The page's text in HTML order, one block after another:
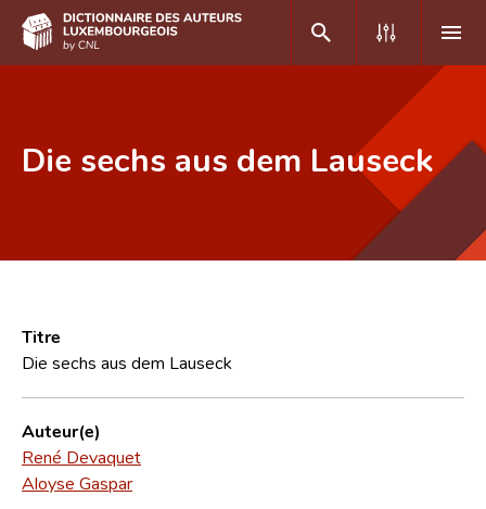
Foire aux questions
CNL
Équipe scientifique
Contact
Die sechs aus dem Lauseck
Titre
Die sechs aus dem Lauseck
Auteur(e)
René Devaquet
Aloyse Gaspar